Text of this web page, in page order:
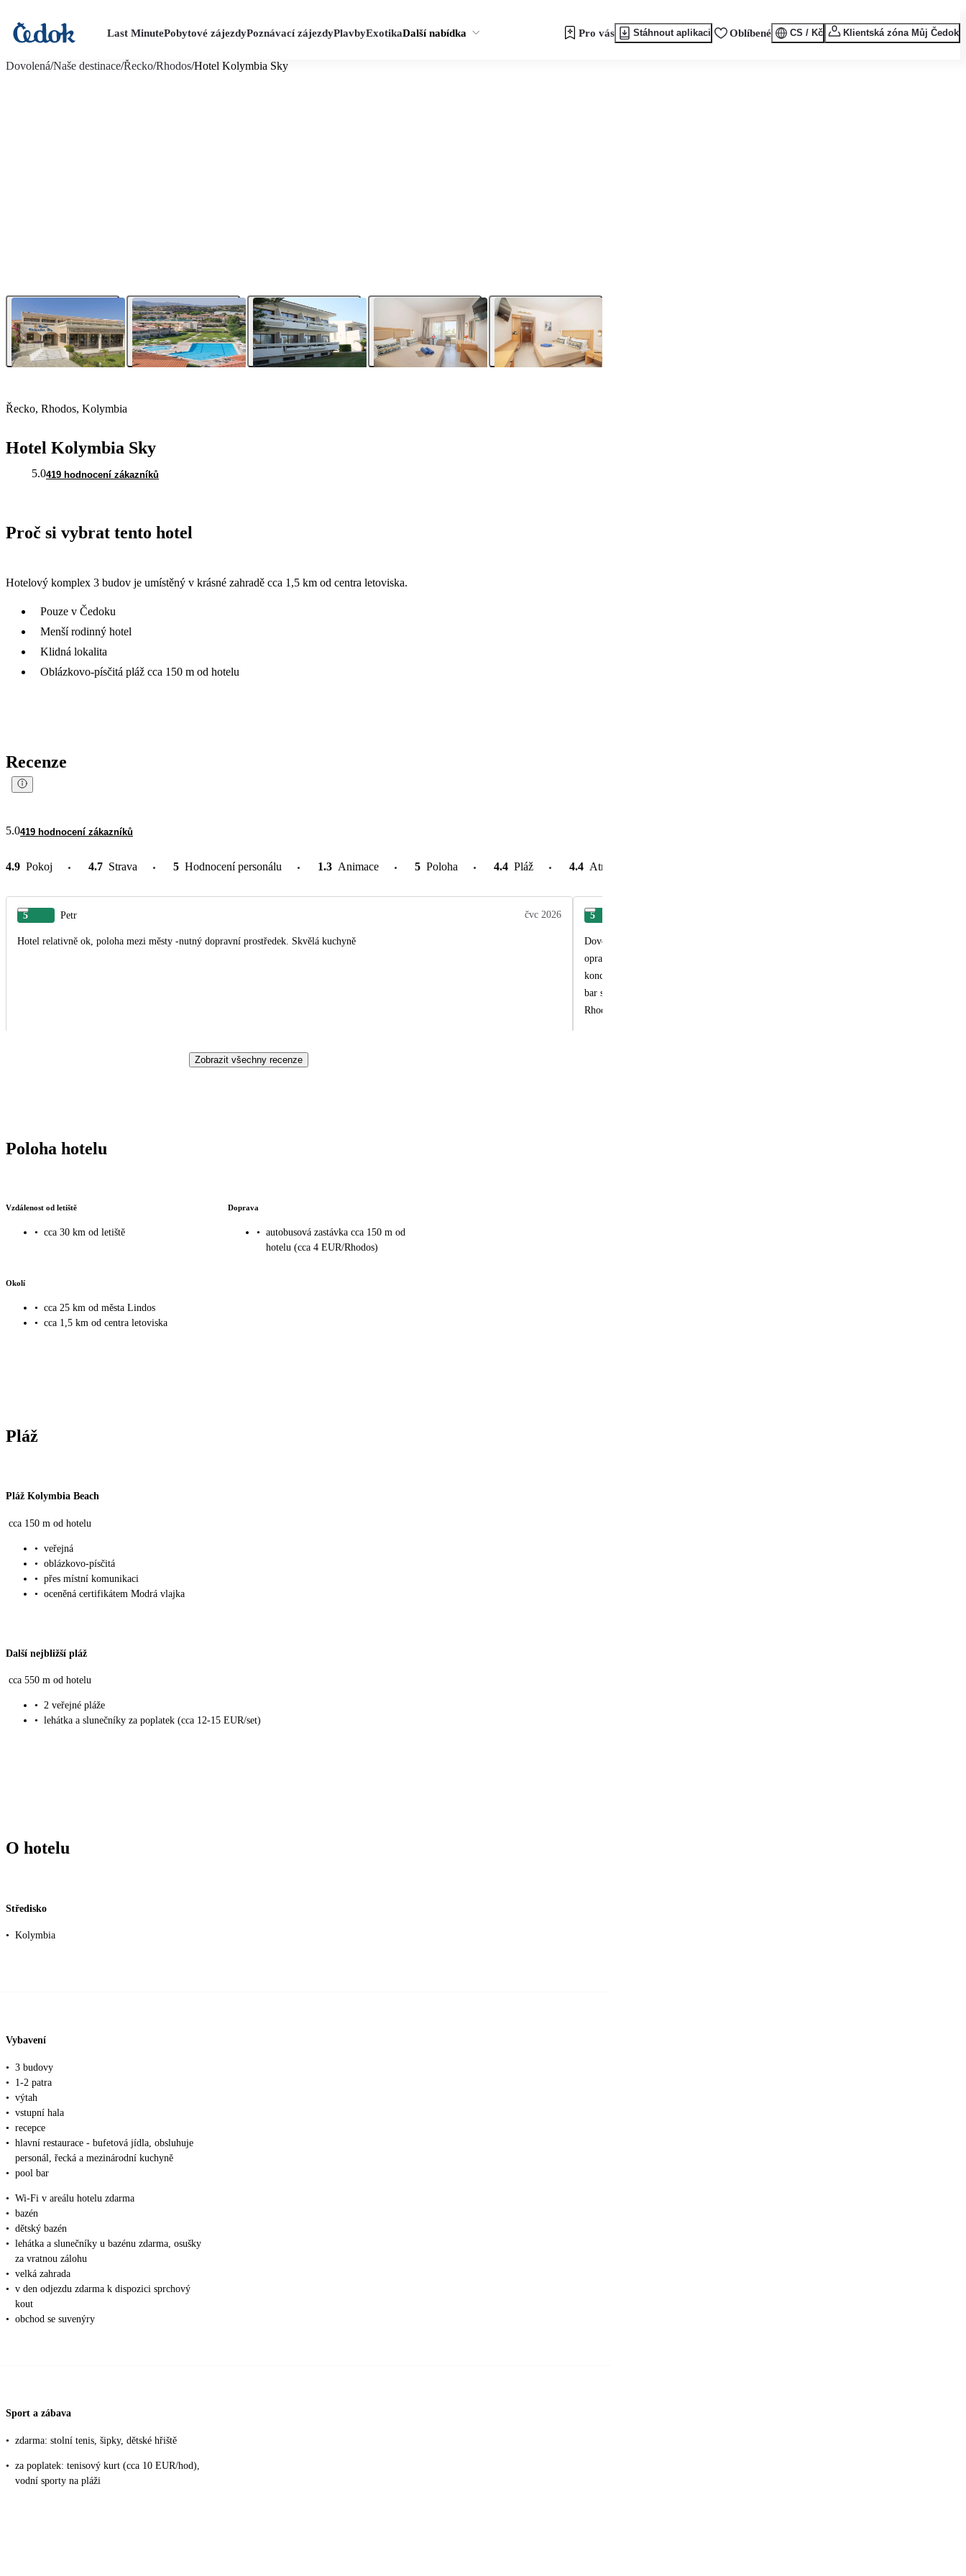
Last MinutePobytové zájezdyPoznávací zájezdyPlavbyExotikaDalší nabídka Pro vás Stáhnout aplikaci Oblíbené CS / Kč Klientská zóna Můj Čedok
Dovolená/Naše destinace/Řecko/Rhodos/Hotel Kolymbia Sky
Řecko, Rhodos, Kolymbia
Hotel Kolymbia Sky
5.0419 hodnocení zákazníků
Proč si vybrat tento hotel
Hotelový komplex 3 budov je umístěný v krásné zahradě cca 1,5 km od centra letoviska.
Pouze v Čedoku
Menší rodinný hotel
Klidná lokalita
Oblázkovo-písčitá pláž cca 150 m od hotelu
Recenze
5.0419 hodnocení zákazníků
4.9 Pokoj 4.7 Strava 5 Hodnocení personálu 1.3 Animace 5 Poloha 4.4 Pláž 4.4 Atrakce v okolí
5 Petr čvc 2026
Hotel relativně ok, poloha mezi městy -nutný dopravní prostředek. Skvělá kuchyně
5
Dovolená proběhla bez problémů, cestovní kancelář měla vše perfektně zorganizované.
opravdu kousek od pláže, cca 3 min. Stravování all inclusive super, každý si vybral dle své
konce. Personál byl vždy milý a nápomocný. Jedenkrát za pobyt byl u hotelového bazénu
bar s hudbou. Pláž je spíše oblázková, ale krásná průzračná voda, kde jdou vidět i rybky.
Rhodos i okolí. My byli na ostrově Halki, kde se zastavil čas, nádhera. Služby delegáta
Zobrazit všechny recenze
Poloha hotelu
Vzdálenost od letiště
• cca 30 km od letiště
Doprava
• autobusová zastávka cca 150 m od
hotelu (cca 4 EUR/Rhodos)
Okolí
• cca 25 km od města Lindos
• cca 1,5 km od centra letoviska
Pláž
Pláž Kolymbia Beach
cca 150 m od hotelu
• veřejná
• oblázkovo-písčitá
• přes místní komunikaci
• oceněná certifikátem Modrá vlajka
Další nejbližší pláž
cca 550 m od hotelu
• 2 veřejné pláže
• lehátka a slunečníky za poplatek (cca 12-15 EUR/set)
O hotelu
Středisko
• Kolymbia
Vybavení
• 3 budovy
•
1-2 patra
• výtah
• vstupní hala
• recepce
• hlavní restaurace - bufetová jídla, obsluhuje
personál, řecká a mezinárodní kuchyně
• pool bar
• Wi-Fi v areálu hotelu zdarma
• bazén
• dětský bazén
• lehátka a slunečníky u bazénu zdarma, osušky
za vratnou zálohu
• velká zahrada
• v den odjezdu zdarma k dispozici sprchový
kout
• obchod se suvenýry
Sport a zábava
• zdarma: stolní tenis, šipky, dětské hřiště
• za poplatek: tenisový kurt (cca 10 EUR/hod),
vodní sporty na pláži